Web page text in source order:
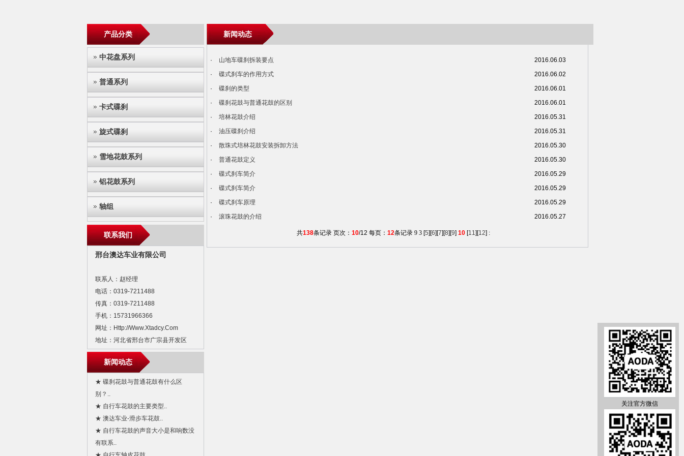
产品分类
中花盘系列
普通系列
卡式碟刹
旋式碟刹
雪地花鼓系列
铝花鼓系列
轴组
联系我们
邢台澳达车业有限公司
联系人：赵经理
电话：0319-7211488
传真：0319-7211488
手机：15731966366
网址：http://www.xtadcy.com
地址：河北省邢台市广宗县开发区
新闻动态
★ 碟刹花鼓与普通花鼓有什么区
别？..
★ 自行车花鼓的主要类型..
★ 澳达车业-滑步车花鼓..
★ 自行车花鼓的声音大小是和响数没
有联系..
新闻动态
· 山地车碟刹拆装要点
2016.06.03
·
碟式刹车的作用方式
2016.06.02
·
碟刹的类型
2016.06.01
·
碟刹花鼓与普通花鼓的区别
2016.06.01
·
培林花鼓介绍
2016.05.31
·
油压碟刹介绍
2016.05.31
·
散珠式培林花鼓安装拆卸方法
2016.05.30
·
普通花鼓定义
2016.05.30
·
碟式刹车简介
2016.05.29
·
碟式刹车简介
2016.05.29
·
碟式刹车原理
2016.05.29
·
滚珠花鼓的介绍 2016.05.27
共138条记录 页次： 10/12 每页： 12条记录 9 3 [5][6][7][8][9] 10 [11][12] :
关注官方微信